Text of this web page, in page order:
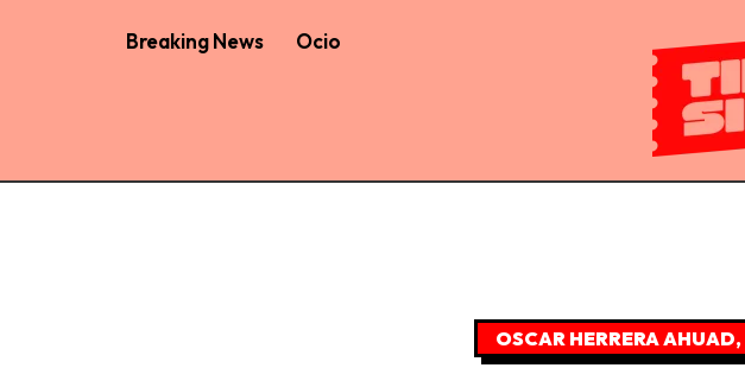
Breaking News Ocio
OSCAR HERRERA AHUAD,